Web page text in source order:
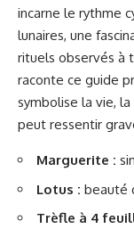
incarne le rythme
lunaires, une
rituels observés à
raconte ce guide
symbolise la vie,
peut ressentir
Marguerite :
Lotus : beauté
Trèfle à 4